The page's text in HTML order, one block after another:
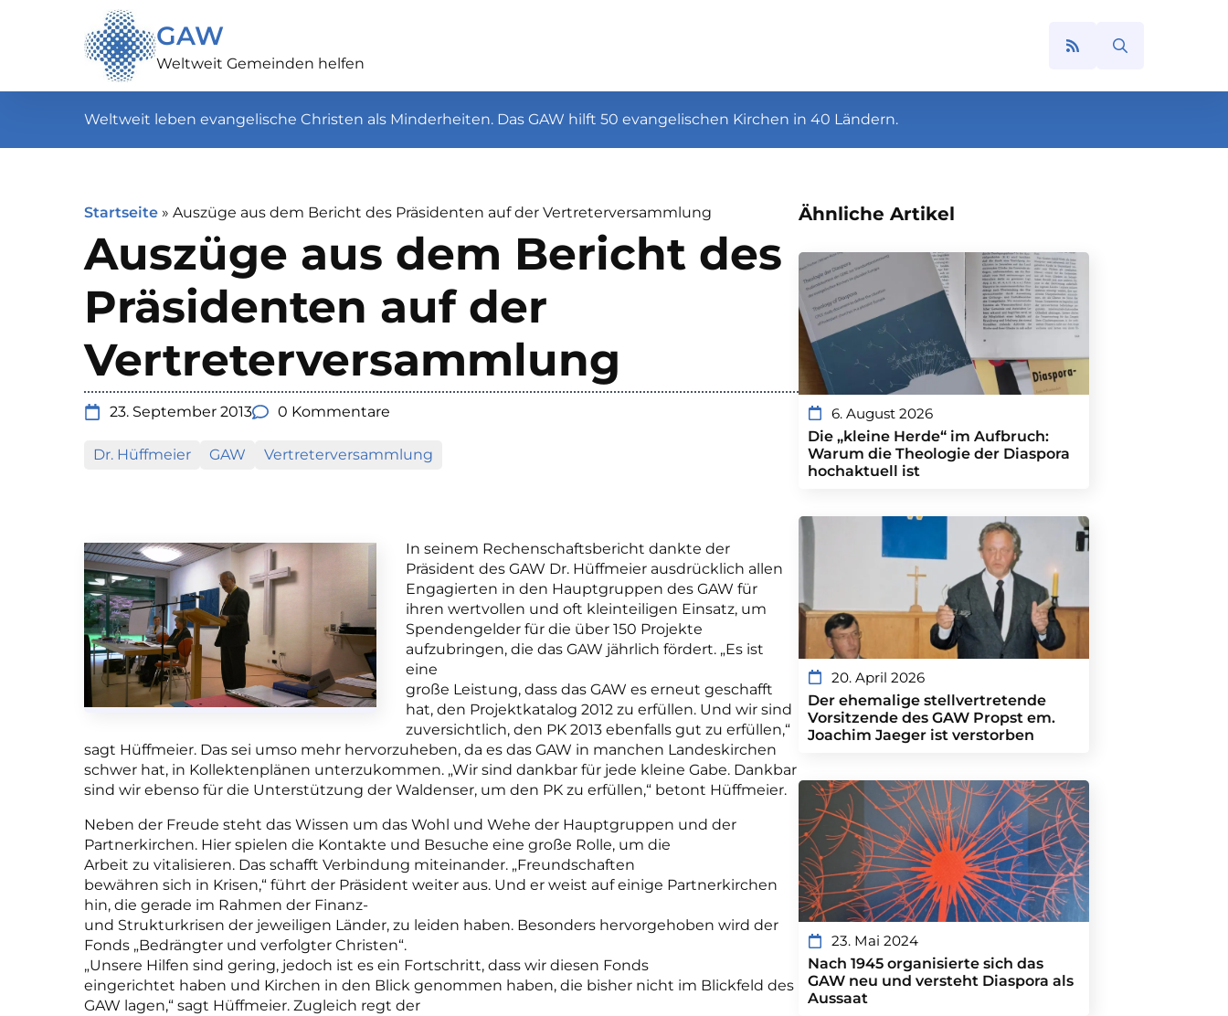
GAW
Weltweit Gemeinden helfen
Weltweit leben evangelische Christen als Minderheiten. Das GAW hilft 50 evangelischen Kirchen in 40 Ländern.
Startseite » Auszüge aus dem Bericht des Präsidenten auf der Vertreterversammlung
Auszüge aus dem Bericht des
Präsidenten auf der
Vertreterversammlung
23. September 2013 0 Kommentare
Dr. Hüffmeier GAW Vertreterversammlung
In seinem Rechenschaftsbericht dankte der
Präsident des GAW Dr. Hüffmeier ausdrücklich allen
Engagierten in den Hauptgruppen des GAW für
ihren wertvollen und oft kleinteiligen Einsatz, um
Spendengelder für die über 150 Projekte
aufzubringen, die das GAW jährlich fördert. „Es ist
eine
große Leistung, dass das GAW es erneut geschafft
hat, den Projektkatalog 2012 zu erfüllen. Und wir sind
zuversichtlich, den PK 2013 ebenfalls gut zu erfüllen,“
sagt Hüffmeier. Das sei umso mehr hervorzuheben, da es das GAW in manchen Landeskirchen
schwer hat, in Kollektenplänen unterzukommen. „Wir sind dankbar für jede kleine Gabe. Dankbar
sind wir ebenso für die Unterstützung der Waldenser, um den PK zu erfüllen,“ betont Hüffmeier.
Neben der Freude steht das Wissen um das Wohl und Wehe der Hauptgruppen und der
Partnerkirchen. Hier spielen die Kontakte und Besuche eine große Rolle, um die
Arbeit zu vitalisieren. Das schafft Verbindung miteinander. „Freundschaften
bewähren sich in Krisen,“ führt der Präsident weiter aus. Und er weist auf einige Partnerkirchen
hin, die gerade im Rahmen der Finanz-
und Strukturkrisen der jeweiligen Länder, zu leiden haben. Besonders hervorgehoben wird der
Fonds „Bedrängter und verfolgter Christen“.
„Unsere Hilfen sind gering, jedoch ist es ein Fortschritt, dass wir diesen Fonds
eingerichtet haben und Kirchen in den Blick genommen haben, die bisher nicht im Blickfeld des
GAW lagen,“ sagt Hüffmeier. Zugleich regt der
Ähnliche Artikel
6. August 2026
Die „kleine Herde“ im Aufbruch:
Warum die Theologie der Diaspora
hochaktuell ist
20. April 2026
Der ehemalige stellvertretende
Vorsitzende des GAW Propst em.
Joachim Jaeger ist verstorben
23. Mai 2024
Nach 1945 organisierte sich das
GAW neu und versteht Diaspora als
Aussaat